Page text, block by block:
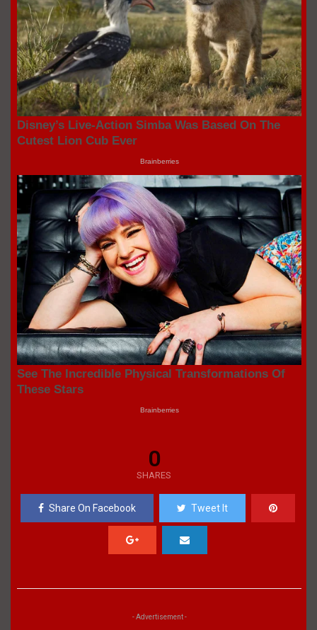
0
SHARES
Share On Facebook Tweet It
- Advertisement -